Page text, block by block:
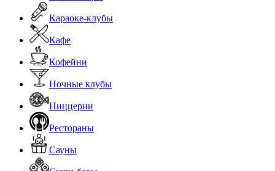
Караоке-клубы
Кафе
Кофейни
Ночные клубы
Пиццерии
Рестораны
Сауны